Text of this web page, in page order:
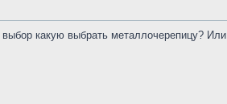
какую выбрать металлочерепицу?